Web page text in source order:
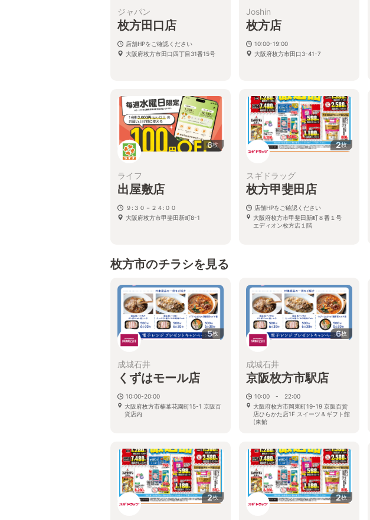
ジャパン
枚方田口店
店舗HPをご確認ください
大阪府枚方市田口四丁目31番15号
Joshin
枚方店
10:00-19:00
大阪府枚方市田口3-41-7
6枚
ライフ
出屋敷店
９:３０－２４:００
大阪府枚方市甲斐田新町8-1
2枚
スギドラッグ
枚方甲斐田店
店舗HPをご確認ください
大阪府枚方市甲斐田新町８番１号
エディオン枚方店１階
枚方市のチラシを見る
5枚
成城石井
くずはモール店
10:00-20:00
大阪府枚方市楠葉花園町15-1 京阪百
貨店内
6枚
成城石井
京阪枚方市駅店
10:00 - 22:00
大阪府枚方市岡東町19-19 京阪百貨
店ひらかた店1F スイーツ＆ギフト館
(東館
2枚 2枚